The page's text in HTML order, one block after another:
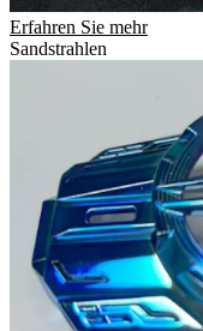
Erfahren Sie mehr
Sandstrahlen